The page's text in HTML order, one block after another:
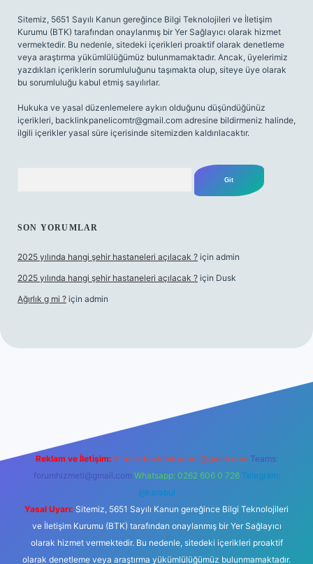
Sitemiz, 5651 Sayılı Kanun gereğince Bilgi Teknolojileri ve İletişim
Kurumu (BTK) tarafından onaylanmış bir Yer Sağlayıcı olarak hizmet
vermektedir. Bu nedenle, sitedeki içerikleri proaktif olarak denetleme
veya araştırma yükümlülüğümüz bulunmamaktadır. Ancak, üyelerimiz
yazdıkları içeriklerin sorumluluğunu taşımakta olup, siteye üye olarak
bu sorumluluğu kabul etmiş sayılırlar.
Hukuka ve yasal düzenlemelere aykırı olduğunu düşündüğünüz
içerikleri, backlinkpanelicomtr@gmail.com adresine bildirmeniz halinde,
ilgili içerikler yasal süre içerisinde sitemizden kaldırılacaktır.
SON YORUMLAR
2025 yılında hangi şehir hastaneleri açılacak ? için admin
2025 yılında hangi şehir hastaneleri açılacak ? için Dusk
Ağırlık g mi ? için admin
Reklam ve İletişim: E-mail: backlinkpaneli@gmail.com Teams:
forumhizmeti@gmail.com Whatsapp: 0262 606 0 726 Telegram:
@karabul
Yasal Uyarı: Sitemiz, 5651 Sayılı Kanun gereğince Bilgi Teknolojileri
ve İletişim Kurumu (BTK) tarafından onaylanmış bir Yer Sağlayıcı
olarak hizmet vermektedir. Bu nedenle, sitedeki içerikleri proaktif
olarak denetleme veya araştırma yükümlülüğümüz bulunmamaktadır.